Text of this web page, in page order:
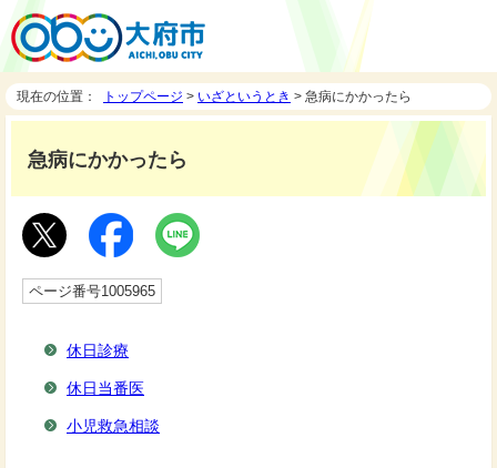
現在の位置： トップページ > いざというとき > 急病にかかったら
急病にかかったら
ページ番号1005965
休日診療
休日当番医
小児救急相談